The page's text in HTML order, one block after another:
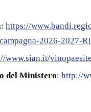
:https://
2026-2027-
www.sian.it/
del Ministero:http://